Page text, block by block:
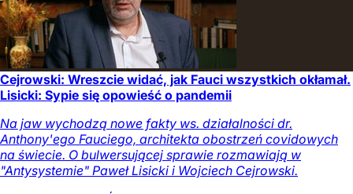
Cejrowski: Wreszcie widać, jak Fauci wszystkich okłamał.
Lisicki: Sypie się opowieść o pandemii
Na jaw wychodzą nowe fakty ws. działalności dr.
Anthony'ego Fauciego, architekta obostrzeń covidowych
na świecie. O bulwersującej sprawie rozmawiają w
"Antysystemie" Paweł Lisicki i Wojciech Cejrowski.